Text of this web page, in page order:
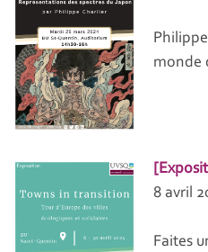
monde
8 avril
Faites